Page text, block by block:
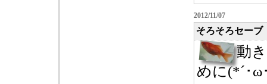
2012/11/07
そろそろセーブ
動
めに(*´･ω